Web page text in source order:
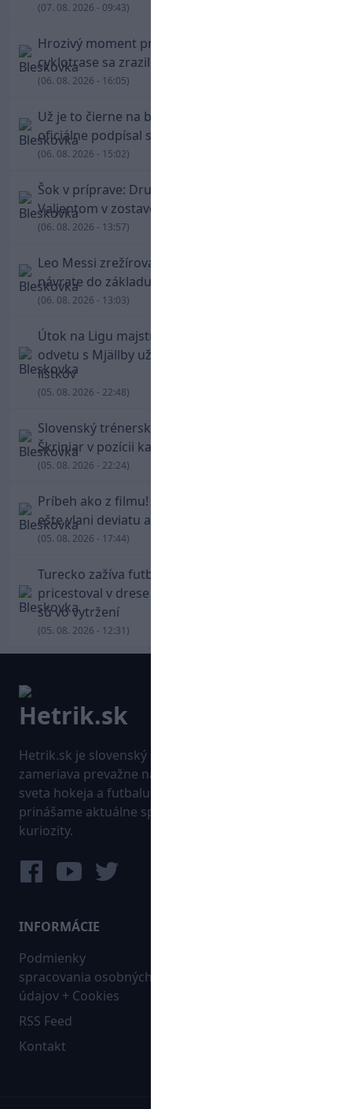
(07. 08. 2026 - 09:43)
Hrozivý moment pre Zdena Cháru! Na
cyklotrase sa zrazil s bežcom
(06. 08. 2026 - 16:05)
Už je to čierne na bielom: Mohamed Salah
oficiálne podpísal s Trabzonsporom
(06. 08. 2026 - 15:02)
Šok v príprave: Druholigová Mallorca s
Valjentom v zostave zdolala PSG
(06. 08. 2026 - 13:57)
Leo Messi zrežíroval obrat Interu Miami, pri
návrate do základu strelil dva góly
(06. 08. 2026 - 13:03)
Útok na Ligu majstrov láka! Slovan hlási na
odvetu s Mjällby už viac ako 13-tisíc predaných
lístkov
(05. 08. 2026 - 22:48)
Slovenský trénerský súboj pre Borbélyho,
Škriniar v pozícii kapitána potiahol Fenerbahce
(05. 08. 2026 - 22:24)
Príbeh ako z filmu! Hrdina Slovana Kianga hral
ešte vlani deviatu anglickú ligu
(05. 08. 2026 - 17:44)
Turecko zažíva futbalové šialenstvo! Salah
pricestoval v drese Trabzonsporu, fanúšikovia
sú vo vytržení
(05. 08. 2026 - 12:31)
Hetrik.sk je slovenský športový portál, ktorý sa
zameriava prevažne na najnovšie informácie zo
sveta hokeja a futbalu. Pravidelne na dennej báze
prinášame aktuálne správy, góly, zaujímavosti a
kuriozity.
INFORMÁCIE
Podmienky
spracovania osobných
údajov + Cookies
RSS Feed
Kontakt